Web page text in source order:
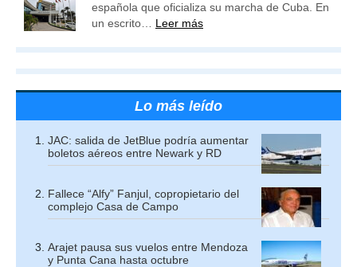
española que oficializa su marcha de Cuba. En
un escrito… Leer más
Lo más leído
JAC: salida de JetBlue podría aumentar
boletos aéreos entre Newark y RD
Fallece “Alfy” Fanjul, copropietario del
complejo Casa de Campo
Arajet pausa sus vuelos entre Mendoza
y Punta Cana hasta octubre